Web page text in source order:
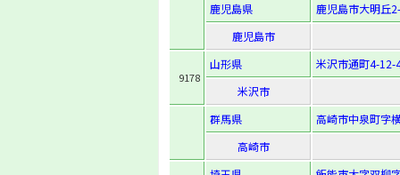
鹿児島県
鹿児島市大明丘
鹿児島市
9178
山形県
米沢市通町4-12-
米沢市
群馬県
高崎市中泉町字
高崎市